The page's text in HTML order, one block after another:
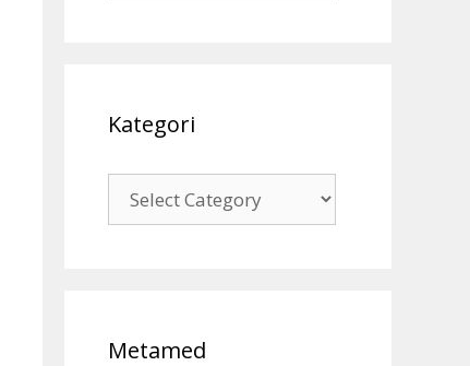
Kategori
Metamed